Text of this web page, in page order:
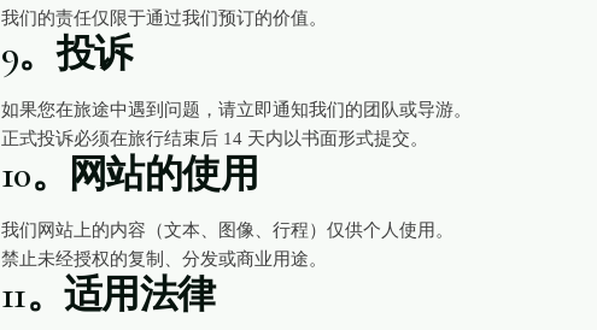
我们的责任仅限于通过我们预订的价值。
9。投诉
如果您在旅途中遇到问题，请立即通知我们的团队或导游。
正式投诉必须在旅行结束后 14 天内以书面形式提交。
10。网站的使用
我们网站上的内容（文本、图像、行程）仅供个人使用。
禁止未经授权的复制、分发或商业用途。
11。适用法律